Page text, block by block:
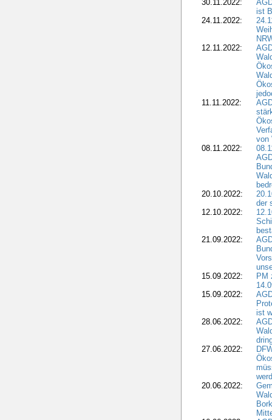
30.11.2022:
ist
24.11.2022:
12.11.2022:
11.11.2022:
von
08.11.2022:
20.10.2022:
der
12.10.2022:
21.09.2022:
15.09.2022:
PM
15.09.2022:
ist
28.06.2022:
27.06.2022:
20.06.2022: